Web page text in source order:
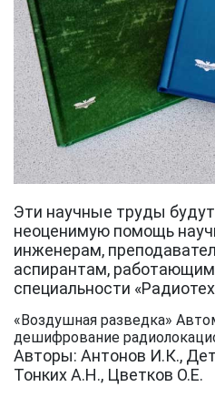
Эти научные труды
неоценимую помощь
инженерам,
аспирантам,
специальности
«Воздушная разведка»
дешифрование
Авторы: Антонов И.К.,
Тонких А.Н., Цветков О.Е.